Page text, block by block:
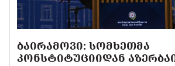
ᲑᲐᲘᲠᲐᲛᲝᲕᲘ: ᲡᲝᲛᲮᲔᲗᲛᲐ
ᲙᲝᲜᲡᲢᲘᲢᲣᲪᲘᲘᲓᲐᲜ